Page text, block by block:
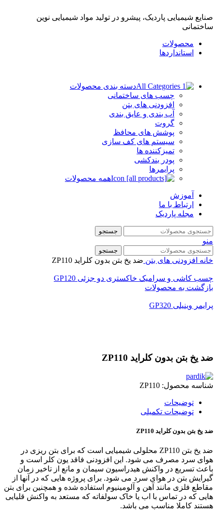
صنایع شیمیایی پاردیک، پیشرو در تولید مواد شیمیایی نوین
ساختمانی
محصولات
استانداردها
دسته بندی محصولات
چسب های ساختمانی
افزودنی های بتن
آب بندی و عایق بندی
گروت
پوشش های محافظ
سیستم های کف سازی
تمیزکننده ها
پودر بندکشی
پرایمرها
همه محصولات
آموزش
ارتباط با ما
مجله پاردیک
جستجو
منو
جستجو
خانه افزودنی های بتن ضد یخ بتن بدون کلراید ZP110
چسب کاشی و سرامیک خاکستری دو جزئی GP120
بازگشت به محصولات
پرایمر وینیلی GP320
ضد یخ بتن بدون کلراید ZP110
شناسه محصول: ZP110
توضیحات
توضیحات تکمیلی
ضد یخ بتن بدون کلراید ZP110
ضد یخ بتن ZP110 محلولی شیمیایی است که برای بتن ریزی در
هوای سرد مصرف می شود. این افزودنی فاقد یون کلر است و
باعث تسریع در واکنش هیدراسیون سیمان و مانع از تاخیر زمان
گیرایش بتن در هوای سرد می شود. برای پروژه هایی که در آنها از
مقاطع فلزی مانند آهن و آلومینیوم استفاده شده و همچنین برای بتن
هایی که در تماس با اب یا خاک سولفاته که مستعد به واکنش قلیایی
هستند کاملا مناسب می باشد.